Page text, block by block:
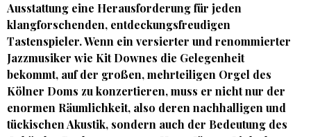
Ausstattung eine Herausforderung für jeden
klangforschenden, entdeckungsfreudigen
Tastenspieler. Wenn ein versierter und renommierter
Jazzmusiker wie Kit Downes die Gelegenheit
bekommt, auf der großen, mehrteiligen Orgel des
Kölner Doms zu konzertieren, muss er nicht nur der
enormen Räumlichkeit, also deren nachhalligen und
tückischen Akustik, sondern auch der Bedeutung des